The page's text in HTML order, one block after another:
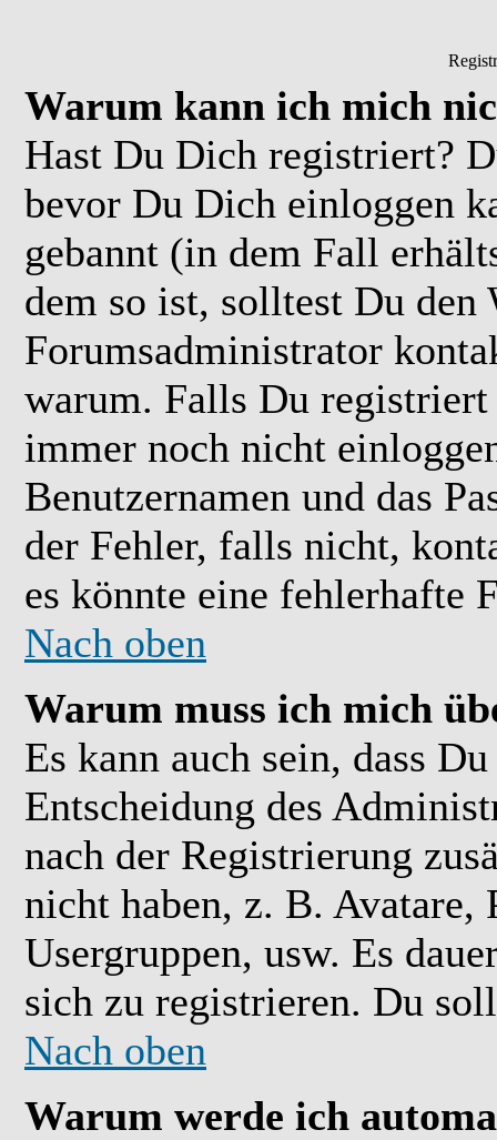
Warum kann ich mich
Hast Du Dich registriert?
bevor Du Dich einloggen
gebannt (in dem Fall
dem so ist, solltest Du den
Forumsadministrator
warum. Falls Du
immer noch nicht
Benutzernamen und das
der Fehler, falls nicht,
es könnte eine fehlerhafte
Nach oben
Warum muss ich mich
Es kann auch sein, dass
Entscheidung des
nach der Registrierung
nicht haben, z. B.
Usergruppen, usw. Es
sich zu registrieren. Du
Nach oben
Warum werde ich